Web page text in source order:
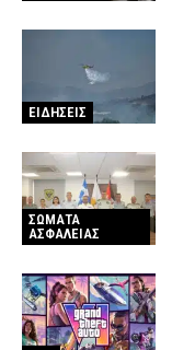
ΕΙΔΗΣΕΙΣ
ΣΩΜΑΤΑ
ΑΣΦΑΛΕΙΑΣ